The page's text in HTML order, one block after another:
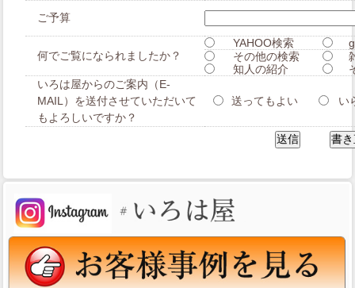
ご予算
何でご覧になられましたか？
YAHOO検索
その他の検索
知人の紹介
いろは屋からのご案内（E-
MAIL）を送付させていただいて
もよろしいですか？
送ってもよい い